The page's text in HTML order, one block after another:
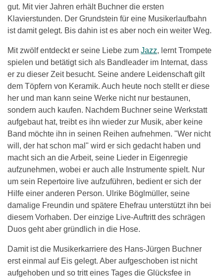
gut. Mit vier Jahren erhält Buchner die ersten
Klavierstunden. Der Grundstein für eine Musikerlaufbahn
ist damit gelegt. Bis dahin ist es aber noch ein weiter Weg.
Mit zwölf entdeckt er seine Liebe zum Jazz, lernt Trompete
spielen und betätigt sich als Bandleader im Internat, dass
er zu dieser Zeit besucht. Seine andere Leidenschaft gilt
dem Töpfern von Keramik. Auch heute noch stellt er diese
her und man kann seine Werke nicht nur bestaunen,
sondern auch kaufen. Nachdem Buchner seine Werkstatt
aufgebaut hat, treibt es ihn wieder zur Musik, aber keine
Band möchte ihn in seinen Reihen aufnehmen. "Wer nicht
will, der hat schon mal" wird er sich gedacht haben und
macht sich an die Arbeit, seine Lieder in Eigenregie
aufzunehmen, wobei er auch alle Instrumente spielt. Nur
um sein Repertoire live aufzuführen, bedient er sich der
Hilfe einer anderen Person. Ulrike Böglmüller, seine
damalige Freundin und spätere Ehefrau unterstützt ihn bei
diesem Vorhaben. Der einzige Live-Auftritt des schrägen
Duos geht aber gründlich in die Hose.
Damit ist die Musikerkarriere des Hans-Jürgen Buchner
erst einmal auf Eis gelegt. Aber aufgeschoben ist nicht
aufgehoben und so tritt eines Tages die Glücksfee in